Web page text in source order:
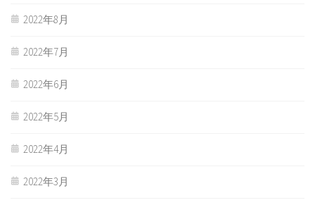
2022年8月
2022年7月
2022年6月
2022年5月
2022年4月
2022年3月